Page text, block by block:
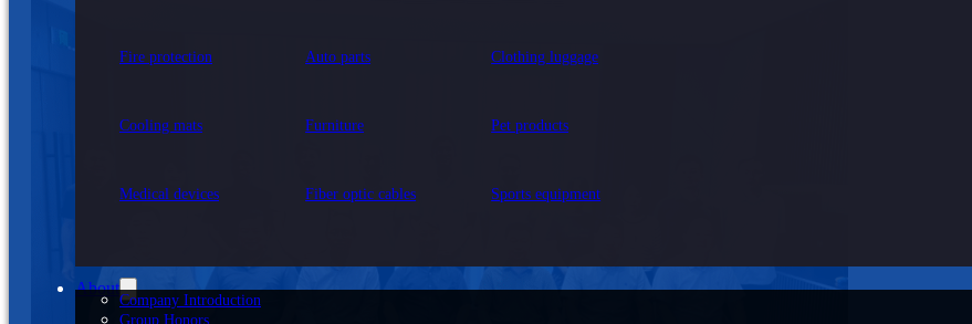
Fire protection Auto parts Clothing luggage
Cooling mats Furniture Pet products
Medical devices Fiber optic cables Sports equipment
About
Company Introduction
Group Honors